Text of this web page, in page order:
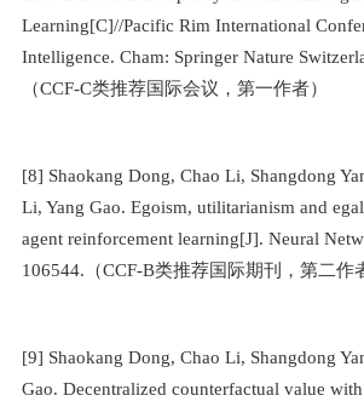
Learning[C]//Pacific Rim International
Intelligence. Cham: Springer Nature
（CCF-C类推荐国际会议，第一作者）
[8] Shaokang Dong, Chao Li, Shangdong
Li, Yang Gao. Egoism, utilitarianism and
agent reinforcement learning[J]. Neural
106544. （CCF-B类推荐国际期刊，第二作
[9] Shaokang Dong, Chao Li, Shangdong
Gao. Decentralized counterfactual value